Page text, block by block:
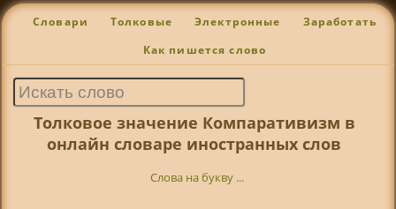
Словари Толковые Электронные Заработать
Как пишется слово
Толковое значение Компаративизм в
онлайн словаре иностранных слов
Слова на букву ...